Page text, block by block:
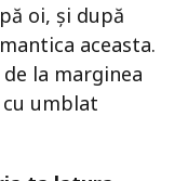
oi, și după
aceasta.
la marginea
umblat